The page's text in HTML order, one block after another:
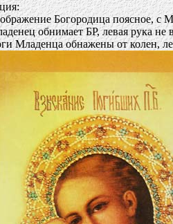
Богородица поясное, с
обнимает БР, левая рука не
Младенца обнажены от колен,